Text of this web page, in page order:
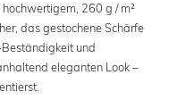
260 g / m²
das gestochene Schärfe
und
eleganten Look –